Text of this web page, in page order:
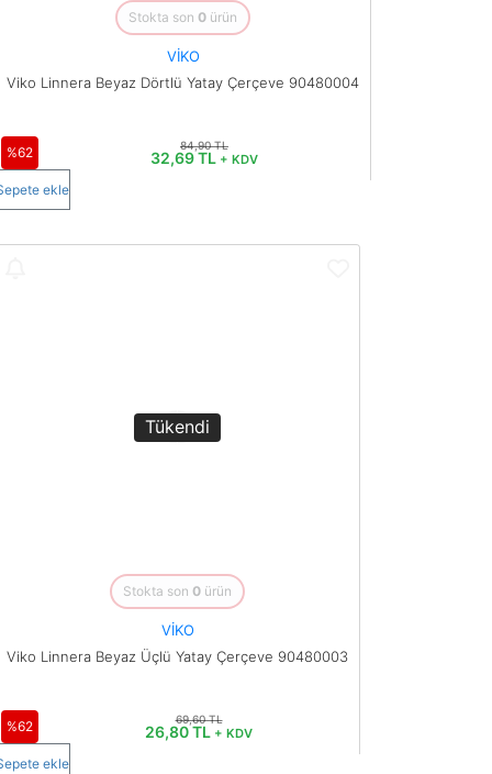
Stokta son 0 ürün
VİKO
Viko Linnera Beyaz Dörtlü Yatay Çerçeve 90480004
%62 84,90 TL
32,69 TL + KDV
ekle
Tükendi
Stokta son 0 ürün
VİKO
Viko Linnera Beyaz Üçlü Yatay Çerçeve 90480003
%62 69,60 TL
26,80 TL + KDV
ekle